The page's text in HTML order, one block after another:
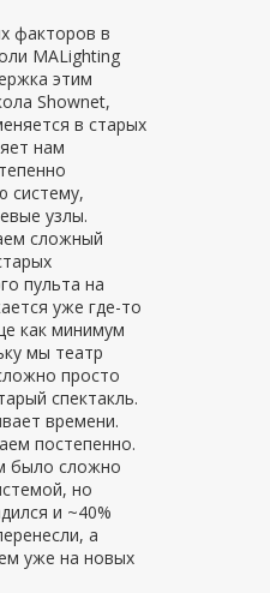
факторов в
MALighting
этим
Shownet,
в старых
нам
систему,
узлы.
сложный
пульта на
уже где-то
как минимум
мы театр
просто
спектакль.
времени.
постепенно.
было сложно
но
и ~40%
а
уже на новых